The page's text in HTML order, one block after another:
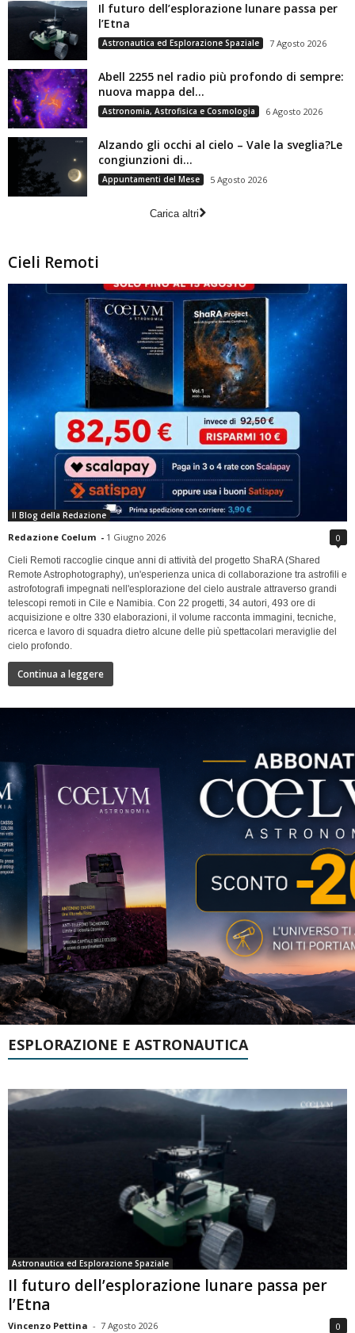
Il futuro dell’esplorazione lunare passa per
l’Etna
Astronautica ed Esplorazione Spaziale 7 Agosto 2026
Abell 2255 nel radio più profondo di sempre:
nuova mappa del...
Astronomia, Astrofisica e Cosmologia 6 Agosto 2026
Alzando gli occhi al cielo – Vale la sveglia?Le
congiunzioni di...
Appuntamenti del Mese 5 Agosto 2026
Carica altri
Cieli Remoti
Il Blog della Redazione
Redazione Coelum - 1 Giugno 2026 0
Cieli Remoti raccoglie cinque anni di attività del progetto ShaRA (Shared
Remote Astrophotography), un'esperienza unica di collaborazione tra astrofili e
astrofotografi impegnati nell'esplorazione del cielo australe attraverso grandi
telescopi remoti in Cile e Namibia. Con 22 progetti, 34 autori, 493 ore di
acquisizione e oltre 330 elaborazioni, il volume racconta immagini, tecniche,
ricerca e lavoro di squadra dietro alcune delle più spettacolari meraviglie del
cielo profondo.
Continua a leggere
ESPLORAZIONE E ASTRONAUTICA
Astronautica ed Esplorazione Spaziale
Il futuro dell’esplorazione lunare passa per
l’Etna
Vincenzo Pettina - 7 Agosto 2026 0